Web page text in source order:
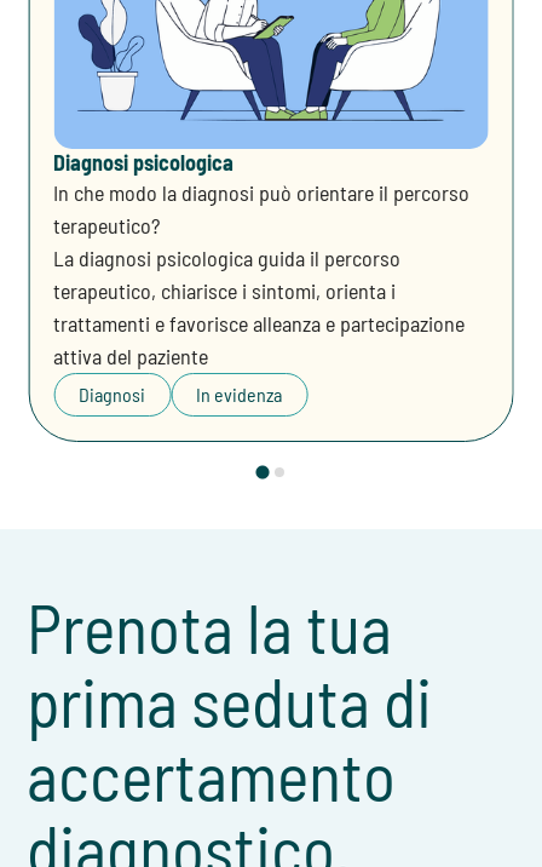
Diagnosi psicologica
In che modo la diagnosi può orientare il percorso
terapeutico?
La diagnosi psicologica guida il percorso
terapeutico, chiarisce i sintomi, orienta i
trattamenti e favorisce alleanza e partecipazione
attiva del paziente
Diagnosi In evidenza
Prenota la tua
prima seduta di
accertamento
diagnostico.